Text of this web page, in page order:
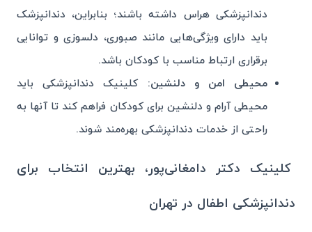
دندانپزشکی هراس داشته باشند؛ بنابراین، دندانپزشک
باید دارای ویژگی‌هایی مانند صبوری، دلسوزی و توانایی
برقراری ارتباط مناسب با کودکان باشد.
محیطی امن و دلنشین: کلینیک دندانپزشکی باید
محیطی آرام و دلنشین برای کودکان فراهم کند تا آنها به
راحتی از خدمات دندانپزشکی بهره‌مند شوند.
کلینیک دکتر دامغانی‌پور، بهترین انتخاب برای
دندانپزشکی اطفال در تهران